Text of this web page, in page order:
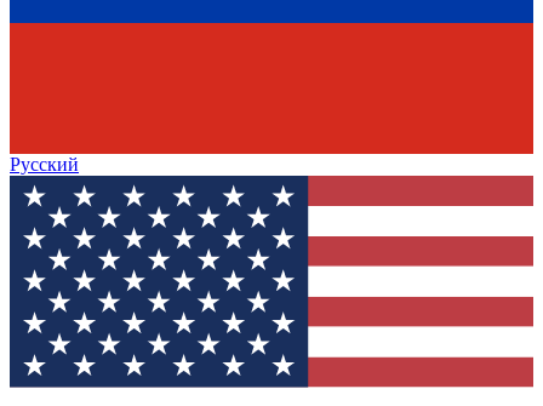
Русский